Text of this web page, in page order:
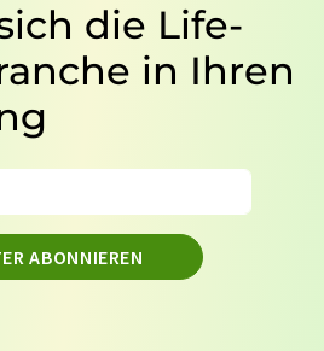
die Life-
in Ihren
ABONNIEREN